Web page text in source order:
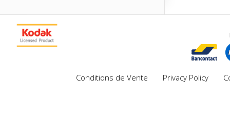
Conditions de Vente Privacy Policy